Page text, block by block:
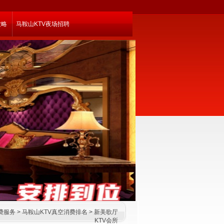
马鞍山KTV夜场招聘
服务 > 马鞍山KTV真空消费排名 > 新美歌厅
KTV会所